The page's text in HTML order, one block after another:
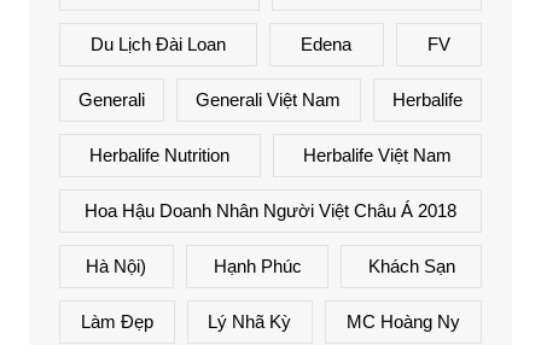
Du Lịch Đài Loan Edena FV
Generali Generali Việt Nam Herbalife
Herbalife Nutrition Herbalife Việt Nam
Hoa Hậu Doanh Nhân Người Việt Châu Á 2018
Hà Nội) Hạnh Phúc Khách Sạn
Làm Đẹp Lý Nhã Kỳ MC Hoàng Ny